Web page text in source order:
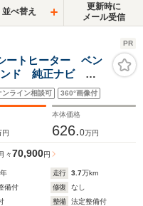
並べ替え
更新時に
メール受信
PR
トヒーター ベン
ンド 純正ナビ
ロール 純正20イ
イビングアシスト
ンライン相談可 360°画像付
円
本体価格
626.0万円
月々70,900円
年 走行 3.7万km
備付 修復
なし
整備
法定整備付